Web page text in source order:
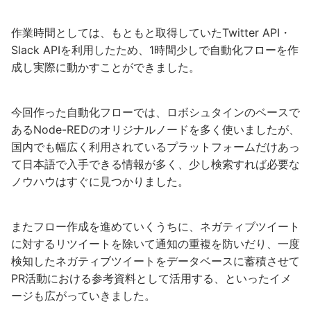
作業時間としては、もともと取得していたTwitter API・
Slack APIを利用したため、1時間少しで自動化フローを作
成し実際に動かすことができました。
今回作った自動化フローでは、ロボシュタインのベースで
あるNode-REDのオリジナルノードを多く使いましたが、
国内でも幅広く利用されているプラットフォームだけあっ
て日本語で入手できる情報が多く、少し検索すれば必要な
ノウハウはすぐに見つかりました。
またフロー作成を進めていくうちに、ネガティブツイート
に対するリツイートを除いて通知の重複を防いだり、一度
検知したネガティブツイートをデータベースに蓄積させて
PR活動における参考資料として活用する、といったイメ
ージも広がっていきました。